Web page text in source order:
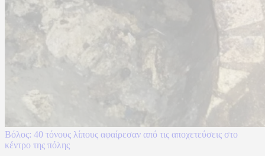
Βόλος: 40 τόνους λίπους αφαίρεσαν από τις αποχετεύσεις στο
κέντρο της πόλης